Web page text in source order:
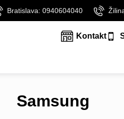
Bratislava: 0940604040
Kontakt
Samsung